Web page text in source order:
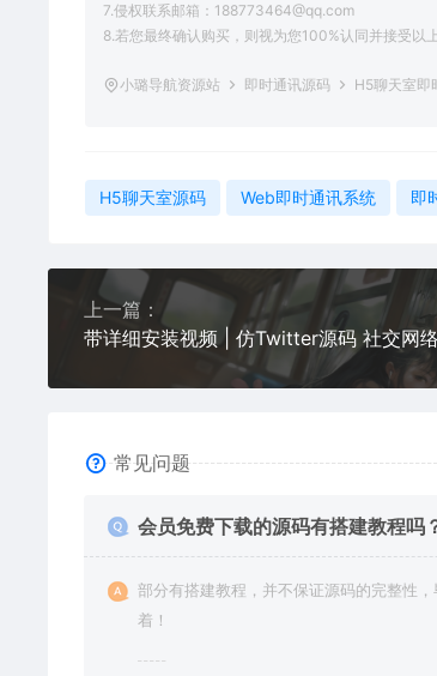
7.侵权联系邮箱：188773464@qq.com
8.若您最终确认购买，则视为您100%认同并接受以
小璐导航资源站 即时通讯源码 H5聊天室即
H5聊天室源码 Web即时通讯系统 即
上一篇：
常见问题
会员免费下载的源码有搭建教程吗
部分有搭建教程，并不保证源码的完整性
着！